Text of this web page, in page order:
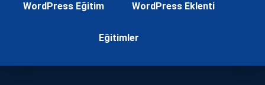
WordPress Eğitim WordPress Eklenti
Eğitimler